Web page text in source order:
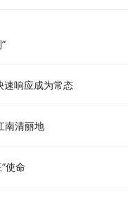
速响应成为常态
南清丽地
使命